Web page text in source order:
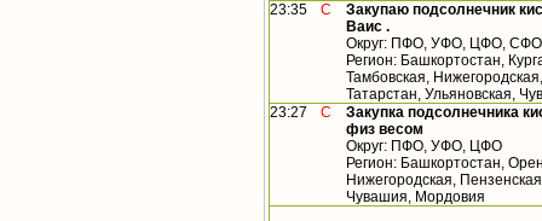
23:35 С
Закупаю подсолнечник
Ваис .
Округ: ПФО, УФО, ЦФО, СФО
Регион: Башкортостан,
Тамбовская,
Татарстан, Ульяновская,
23:27
С
Закупка подсолнечника
физ весом
Округ: ПФО, УФО, ЦФО
Регион: Башкортостан,
Нижегородская,
Чувашия, Мордовия